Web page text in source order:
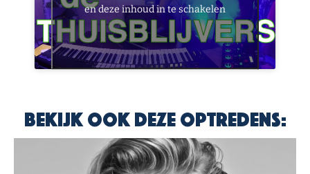
en deze inhoud in te schakelen
Bekijk ook deze optredens: